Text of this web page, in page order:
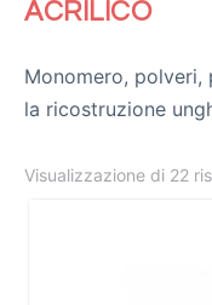
ACRILICO
Monomero, polveri,
la ricostruzione
Visualizzazione di 22